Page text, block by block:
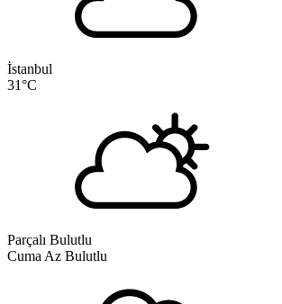
İstanbul
31°C
Parçalı Bulutlu
Cuma Az Bulutlu